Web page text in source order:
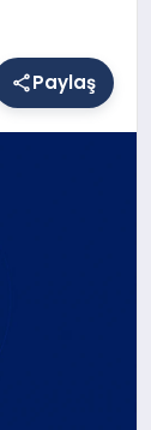
Paylaş